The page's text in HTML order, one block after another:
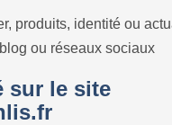
produits, identité ou
ou réseaux sociaux
sur le site